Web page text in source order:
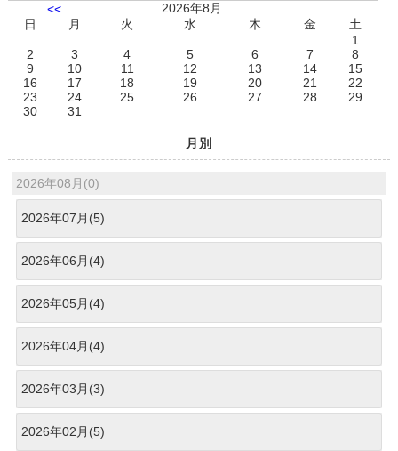
<<
2026年8月
日
月 火 水 木 金
土
1
2
3 4 5 6 7
8
9
10 11 12 13 14
15
16
17 18 19 20 21
22
23
24 25 26 27 28
29
30
31
月別
2026年08月(0)
2026年07月(5)
2026年06月(4)
2026年05月(4)
2026年04月(4)
2026年03月(3)
2026年02月(5)